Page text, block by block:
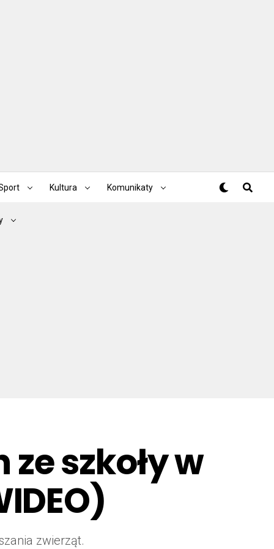
Kultura Komunikaty
szkoły w
zwierząt.